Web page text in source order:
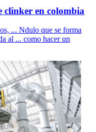
clinker en colombia
... Ndulo que se forma
al ... como hacer un